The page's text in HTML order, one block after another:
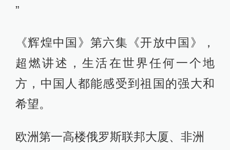
”
《辉煌中国》第六集《开放中国》，
超燃讲述，生活在世界任何一个地
方，中国人都能感受到祖国的强大和
希望。
欧洲第一高楼俄罗斯联邦大厦、非洲